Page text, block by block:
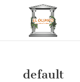
default